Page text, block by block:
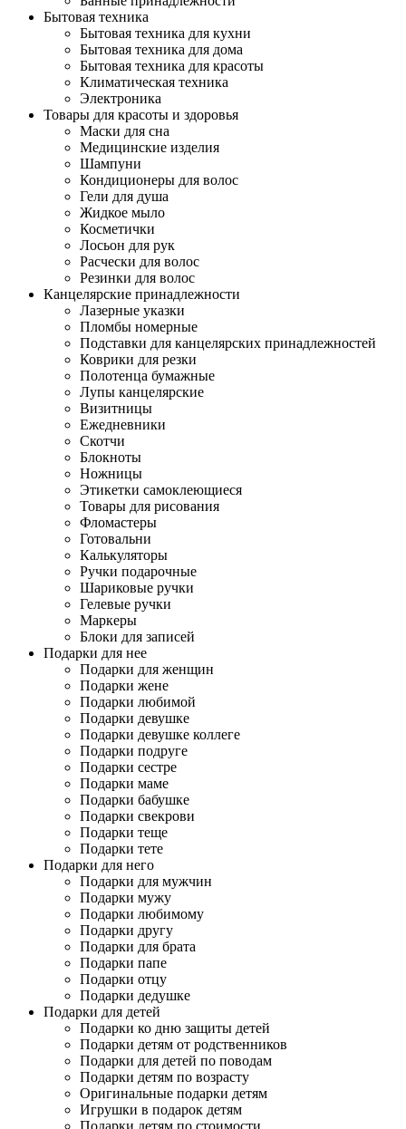
Бытовая техника
Бытовая техника для кухни
Бытовая техника для дома
Бытовая техника для красоты
Климатическая техника
Электроника
Товары для красоты и здоровья
Маски для сна
Медицинские изделия
Шампуни
Кондиционеры для волос
Гели для душа
Жидкое мыло
Косметички
Лосьон для рук
Расчески для волос
Резинки для волос
Канцелярские принадлежности
Лазерные указки
Пломбы номерные
Подставки для канцелярских принадлежностей
Коврики для резки
Полотенца бумажные
Лупы канцелярские
Визитницы
Ежедневники
Скотчи
Блокноты
Ножницы
Этикетки самоклеющиеся
Товары для рисования
Фломастеры
Готовальни
Калькуляторы
Ручки подарочные
Шариковые ручки
Гелевые ручки
Маркеры
Блоки для записей
Подарки для нее
Подарки для женщин
Подарки жене
Подарки любимой
Подарки девушке
Подарки девушке коллеге
Подарки подруге
Подарки сестре
Подарки маме
Подарки бабушке
Подарки свекрови
Подарки теще
Подарки тете
Подарки для него
Подарки для мужчин
Подарки мужу
Подарки любимому
Подарки другу
Подарки для брата
Подарки папе
Подарки отцу
Подарки дедушке
Подарки для детей
Подарки ко дню защиты детей
Подарки детям от родственников
Подарки для детей по поводам
Подарки детям по возрасту
Оригинальные подарки детям
Игрушки в подарок детям
Подарки детям по стоимости